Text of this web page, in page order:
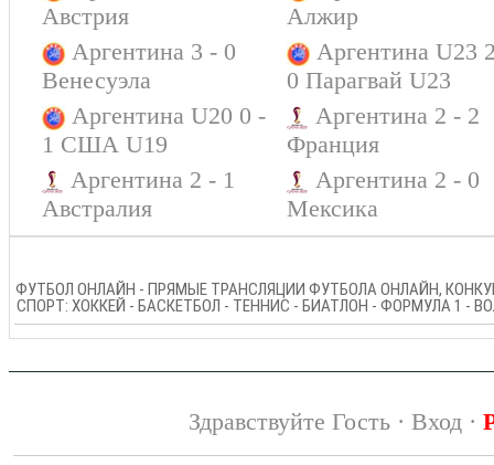
Австрия
Алжир
Аргентина 3 - 0
Венесуэла
Аргентина U23
0 Парагвай U23
Аргентина U20 0 -
1 США U19
Аргентина 2 - 2
Франция
Аргентина 2 - 1
Австралия
Аргентина 2 - 0
Мексика
ФУТБОЛ ОНЛАЙН - ПРЯМЫЕ ТРАНСЛЯЦИИ ФУТБОЛА ОНЛАЙН,
СПОРТ: ХОККЕЙ - БАСКЕТБОЛ - ТЕННИС - БИАТЛОН - ФОРМУЛА 1 -
Здравствуйте Гость · Вход·